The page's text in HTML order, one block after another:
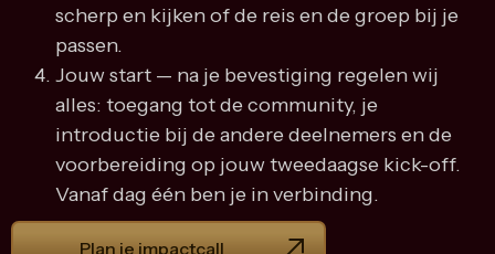
scherp en kijken of de reis en de groep bij je
passen.
Jouw start — na je bevestiging regelen wij
alles: toegang tot de community, je
introductie bij de andere deelnemers en de
voorbereiding op jouw tweedaagse kick-off.
Vanaf dag één ben je in verbinding.
Plan je impactcall